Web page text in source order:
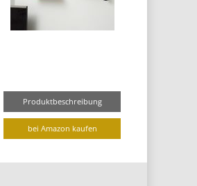
Produktbeschreibung
bei Amazon kaufen